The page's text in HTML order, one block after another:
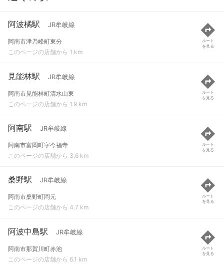
阿波橘駅 JR牟岐線
阿南市津乃峰町東分
このページの店舗から 1 km
ルート
を見る
見能林駅 JR牟岐線
阿南市見能林町清水山東
このページの店舗から 1.9 km
ルート
を見る
阿南駅 JR牟岐線
阿南市富岡町字今福寺
このページの店舗から 3.6 km
ルート
を見る
桑野駅 JR牟岐線
阿南市桑野町岡元
このページの店舗から 4.7 km
ルート
を見る
阿波中島駅 JR牟岐線
阿南市那賀川町赤池
このページの店舗から 6.1 km
ルート
を見る